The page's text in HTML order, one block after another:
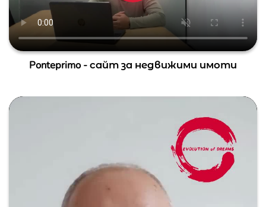
Ponteprimo - сайт за недвижими имоти